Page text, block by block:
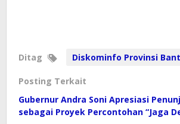
Ditag Diskominfo Provinsi
Posting Terkait
Gubernur Andra Soni Apresiasi
sebagai Proyek Percontohan “Jaga